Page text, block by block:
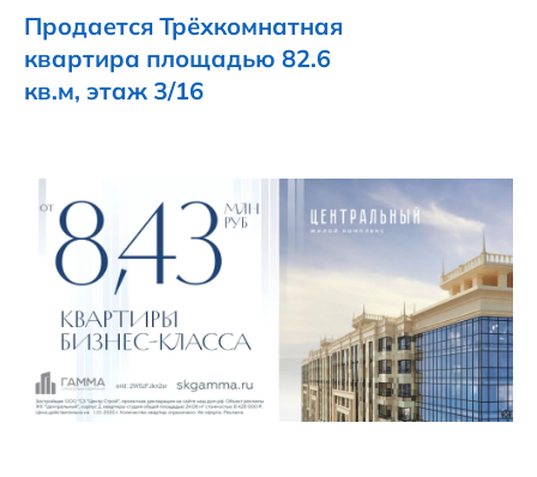
Продается Трёхкомнатная
квартира площадью 82.6
кв.м, этаж 3/16